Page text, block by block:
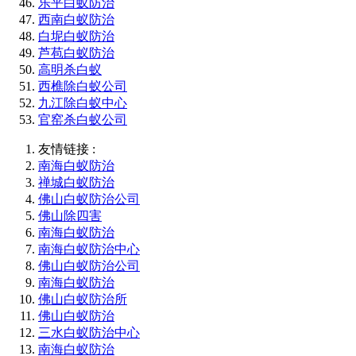
乐平白蚁防治
西南白蚁防治
白坭白蚁防治
芦苞白蚁防治
高明杀白蚁
西樵除白蚁公司
九江除白蚁中心
官窑杀白蚁公司
友情链接 :
南海白蚁防治
禅城白蚁防治
佛山白蚁防治公司
佛山除四害
南海白蚁防治
南海白蚁防治中心
佛山白蚁防治公司
南海白蚁防治
佛山白蚁防治所
佛山白蚁防治
三水白蚁防治中心
南海白蚁防治